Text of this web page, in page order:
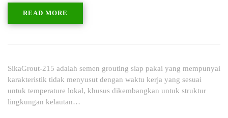
READ MORE
SikaGrout-215 adalah semen grouting siap pakai yang mempunyai
karakteristik tidak menyusut dengan waktu kerja yang sesuai
untuk temperature lokal, khusus dikembangkan untuk struktur
lingkungan kelautan…